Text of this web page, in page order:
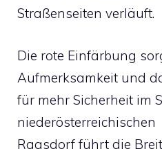
Straßenseiten verläuft.
Die rote Einfärbung
Aufmerksamkeit und
für mehr Sicherheit im
niederösterreichischen
Raasdorf führt die